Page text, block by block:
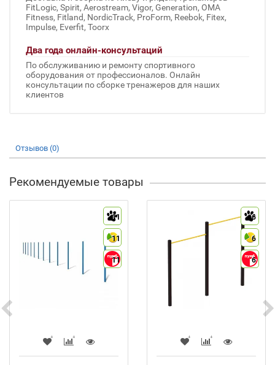
FitLogic, Spirit, Aerostream, Vigor, Generation, OMA
Fitness, Fitland, NordicTrack, ProForm, Reebok, Fitex,
Impulse, Everfit, Toorx
Два года онлайн-консультаций
По обслуживанию и ремонту спортивного
оборудования от профессионалов. Онлайн
консультации по сборке тренажеров для наших
клиентов
Отзывов (0)
Рекомендуемые товары
11
11
11
6
6
6